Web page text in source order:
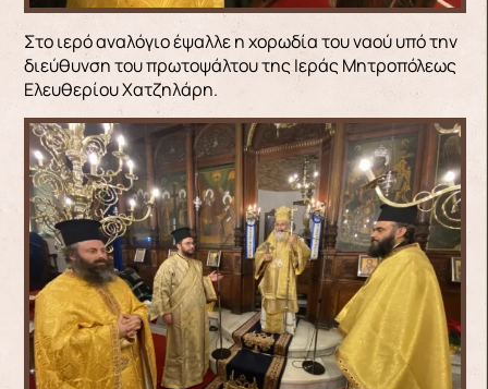
Στο ιερό αναλόγιο έψαλλε η χορωδία του ναού υπό την
διεύθυνση του πρωτοψάλτου της Ιεράς Μητροπόλεως
Ελευθερίου Χατζηλάρη.